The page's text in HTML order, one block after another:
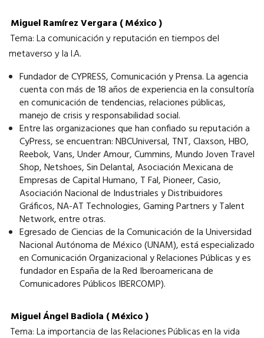
Miguel Ramírez Vergara (México)
Tema: La comunicación y reputación en tiempos del
metaverso y la I.A.
Fundador de CYPRESS, Comunicación y Prensa. La agencia
cuenta con más de 18 años de experiencia en la consultoría
en comunicación de tendencias, relaciones públicas,
manejo de crisis y responsabilidad social.
Entre las organizaciones que han confiado su reputación a
CyPress, se encuentran: NBCUniversal, TNT, Claxson, HBO,
Reebok, Vans, Under Amour, Cummins, Mundo Joven Travel
Shop, Netshoes, Sin Delantal, Asociación Mexicana de
Empresas de Capital Humano, T Fal, Pioneer, Casio,
Asociación Nacional de Industriales y Distribuidores
Gráficos, NA-AT Technologies, Gaming Partners y Talent
Network, entre otras.
Egresado de Ciencias de la Comunicación de la Universidad
Nacional Autónoma de México (UNAM), está especializado
en Comunicación Organizacional y Relaciones Públicas y es
fundador en España de la Red Iberoamericana de
Comunicadores Públicos IBERCOMP).
Miguel Ángel Badiola (México)
Tema: La importancia de las Relaciones Públicas en la vida